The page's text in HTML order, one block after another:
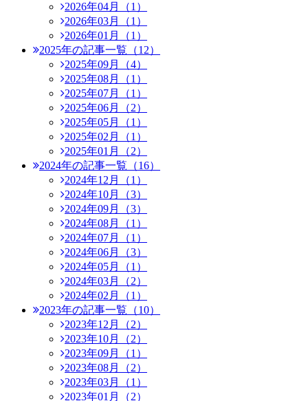
2026年04月（1）
2026年03月（1）
2026年01月（1）
2025年の記事一覧（12）
2025年09月（4）
2025年08月（1）
2025年07月（1）
2025年06月（2）
2025年05月（1）
2025年02月（1）
2025年01月（2）
2024年の記事一覧（16）
2024年12月（1）
2024年10月（3）
2024年09月（3）
2024年08月（1）
2024年07月（1）
2024年06月（3）
2024年05月（1）
2024年03月（2）
2024年02月（1）
2023年の記事一覧（10）
2023年12月（2）
2023年10月（2）
2023年09月（1）
2023年08月（2）
2023年03月（1）
2023年01月（2）